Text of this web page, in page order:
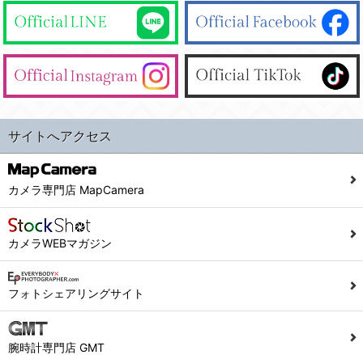
サイトへアクセス
カメラ専門店 MapCamera
カメラWEBマガジン
フォトシェアリングサイト
腕時計専門店 GMT